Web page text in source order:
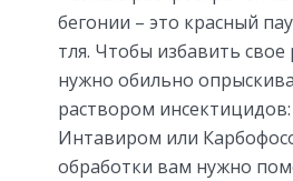
бегонии – это красный
тля. Чтобы избавить свое
нужно обильно
раствором
Интавиром или
обработки вам нужно